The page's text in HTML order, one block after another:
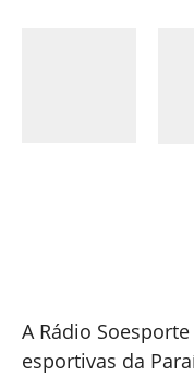
A Rádio
esportivas da